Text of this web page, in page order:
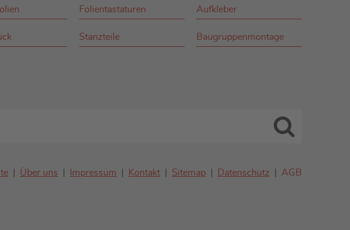
Folientastaturen Aufkleber
Stanzteile Baugruppenmontage
Über uns Impressum Kontakt Sitemap Datenschutz AGB